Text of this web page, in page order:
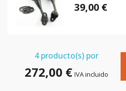
39,00 €
4producto(s) por
272,00 € IVA incluido